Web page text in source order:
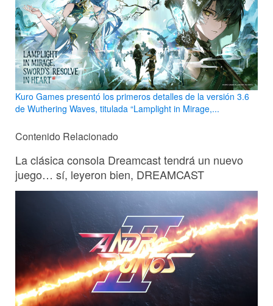
Kuro Games presentó los primeros detalles de la versión 3.6
de Wuthering Waves, titulada “Lamplight in Mirage,...
Contenido Relacionado
La clásica consola Dreamcast tendrá un nuevo
juego… sí, leyeron bien, DREAMCAST